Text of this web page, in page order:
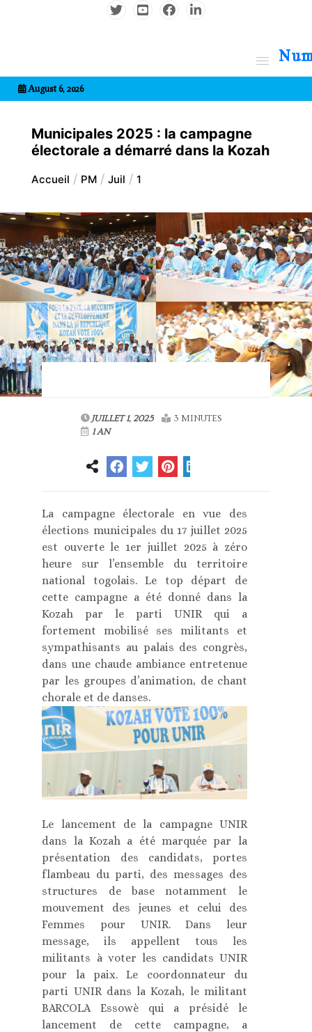
August 6, 2026
Municipales 2025 : la campagne
électorale a démarré dans la Kozah
Accueil PM Juil 1
JUILLET 1, 2025
3 MINUTES
1 AN
La campagne électorale en vue des
élections municipales du 17 juillet 2025
est ouverte le 1er juillet 2025 à zéro
heure sur l’ensemble du territoire
national togolais. Le top départ de
cette campagne a été donné dans la
Kozah par le parti UNIR qui a
fortement mobilisé ses militants et
sympathisants au palais des congrès,
dans une chaude ambiance entretenue
par les groupes d’animation, de chant
chorale et de danses.
Le lancement de la campagne UNIR
dans la Kozah a été marquée par la
présentation des candidats, portes
flambeau du parti, des messages des
structures de base notamment le
mouvement des jeunes et celui des
Femmes pour UNIR. Dans leur
message, ils appellent tous les
militants à voter les candidats UNIR
pour la paix. Le coordonnateur du
parti UNIR dans la Kozah, le militant
BARCOLA Essowè qui a présidé le
lancement de cette campagne, a